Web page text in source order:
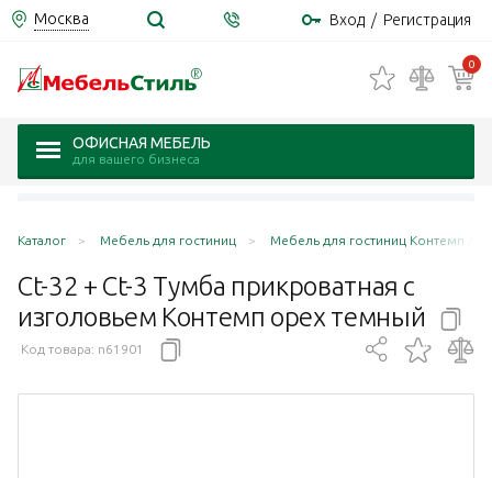
Москва Вход / Регистрация
0
ОФИСНАЯ МЕБЕЛЬ
для вашего бизнеса
Каталог Мебель для гостиниц Мебель для гостиниц Контемп /
Ct-32 + Ct-3 Тумба прикроватная с
изголовьем Контемп орех темный
Код товара: n61901